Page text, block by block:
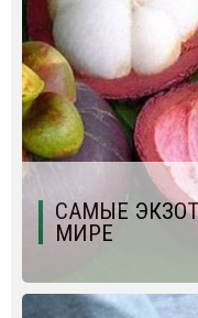
САМЫЕ
МИРЕ